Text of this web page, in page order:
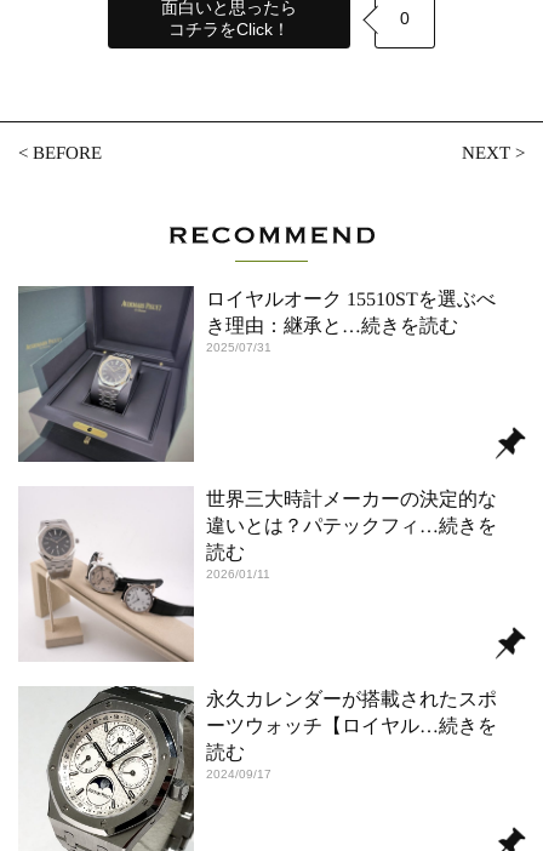
面白いと思ったら
コチラをClick！
0
<BEFORE NEXT>
ロイヤルオーク 15510STを選ぶべ
き理由：継承と …続きを読む
2025/07/31
世界三大時計メーカーの決定的な
違いとは？パテックフィ …続きを
読む
2026/01/11
永久カレンダーが搭載されたスポ
ーツウォッチ【ロイヤル…続きを
読む
2024/09/17